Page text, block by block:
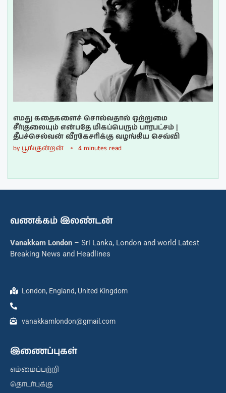
எமது கதைகளைச் சொல்வதால் ஒற்றுமை
சீர்குலையும் என்பதே மிகப்பெரும் பாரபட்சம் |
தீபச்செல்வன் வீரகேசரிக்கு வழங்கிய செவ்வி
by பூங்குன்றன் 4 minutes read
வணக்கம் இலண்டன்
Vanakkam London – Sri Lanka, London and world Latest
Breaking News and Headlines
London, England, United Kingdom
vanakkamlondon@gmail.com
இணைப்புகள்
எம்மைப்பற்றி
தொடர்புக்கு